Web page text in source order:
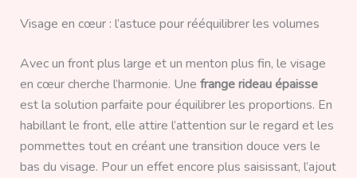
Visage en cœur : l’astuce pour rééquilibrer les volumes
Avec un front plus large et un menton plus fin, le visage
en cœur cherche l’harmonie. Une frange rideau épaisse
est la solution parfaite pour équilibrer les proportions. En
habillant le front, elle attire l’attention sur le regard et les
pommettes tout en créant une transition douce vers le
bas du visage. Pour un effet encore plus saisissant, l’ajout